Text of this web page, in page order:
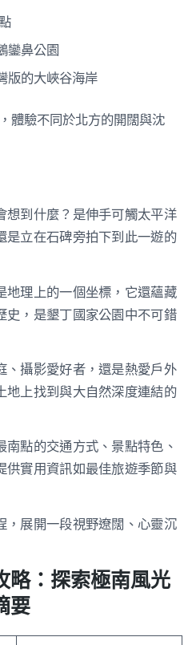
鑾鼻公園
版的大峽谷海岸
體驗不同於北方的開闊與沈
想到什麼？是伸手可觸太平洋
是立在石碑旁拍下到此一遊的
地理上的一個坐標，它還蘊藏
史，是墾丁國家公園中不可錯
、攝影愛好者，還是熱愛戶外
地上找到與大自然深度連結的
點的交通方式、景點特色、
供實用資訊如最佳旅遊季節與
，展開一段視野遼闊、心靈沉
略：探索極南風光
要